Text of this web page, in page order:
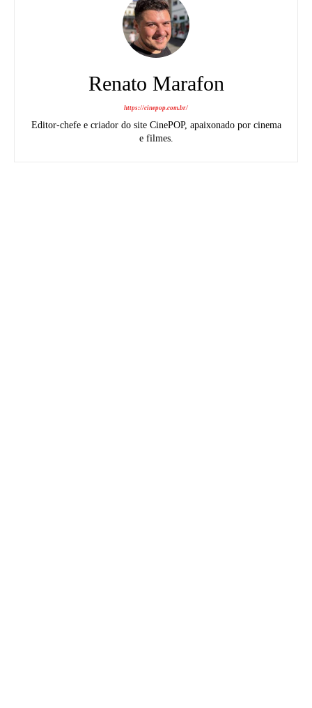
Renato Marafon
https://cinepop.com.br/
Editor-chefe e criador do site CinePOP, apaixonado por cinema
e filmes.